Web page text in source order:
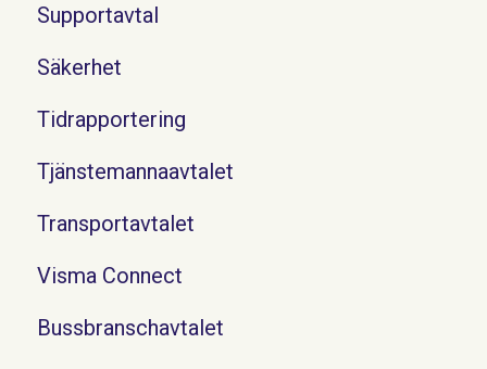
Supportavtal
Säkerhet
Tidrapportering
Tjänstemannaavtalet
Transportavtalet
Visma Connect
Bussbranschavtalet